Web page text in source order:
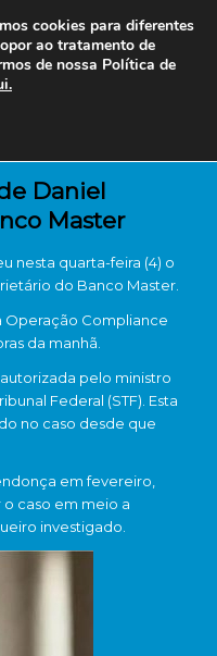
Daniel
Master
nesta quarta-feira (4) o
do Banco Master.
Operação Compliance
da manhã.
pelo ministro
Federal (STF). Esta
no caso desde que
em fevereiro,
caso em meio a
investigado.
cookies para diferentes
ao tratamento de
de nossa Política de